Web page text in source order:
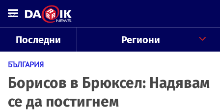
Последни Региони
БЪЛГАРИЯ
Борисов в Брюксел: Надявам
се да постигнем